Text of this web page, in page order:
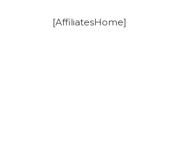
[AffiliatesHome]